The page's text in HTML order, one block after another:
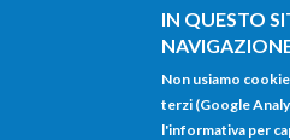
IN QUESTO
Non usiamo
terzi (Google
l'informativa per
Salta al contenuto principale